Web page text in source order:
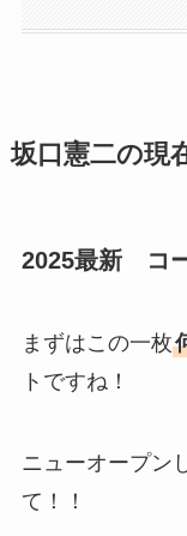
坂口憲二の現
2025最新 コ
まずはこの一枚
トですね！
ニューオープン
て！！